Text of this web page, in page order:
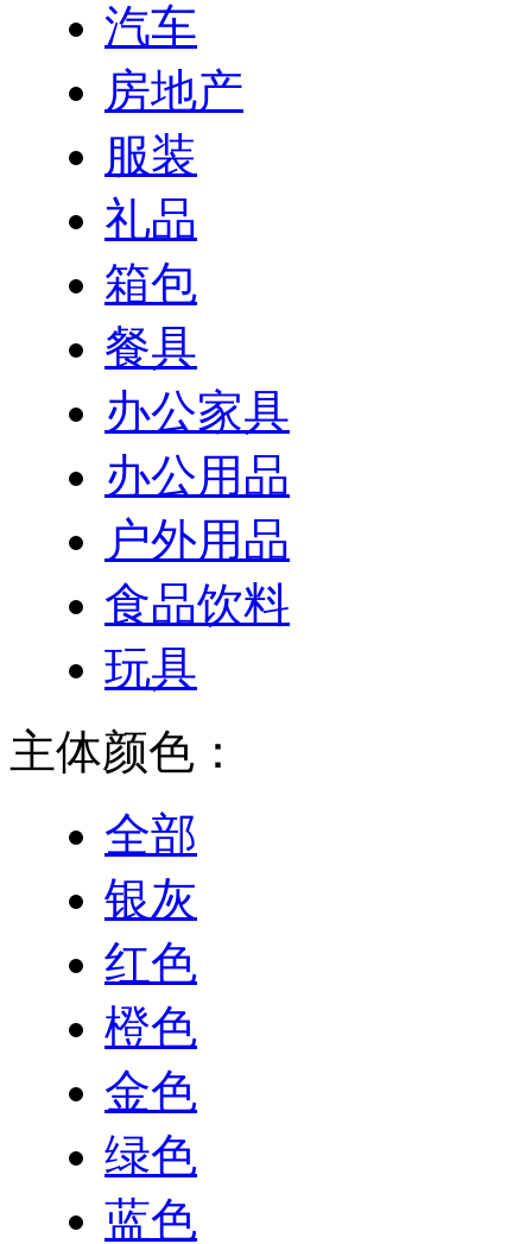
汽车
房地产
服装
礼品
箱包
餐具
办公家具
办公用品
户外用品
食品饮料
玩具
主体颜色：
全部
银灰
红色
橙色
金色
绿色
蓝色